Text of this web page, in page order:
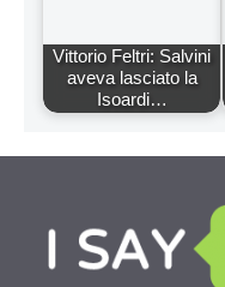
Vittorio Feltri: Salvini
aveva lasciato la
Isoardi…